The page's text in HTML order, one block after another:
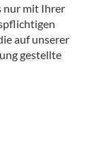
nur mit Ihrer
auf unserer
gestellte